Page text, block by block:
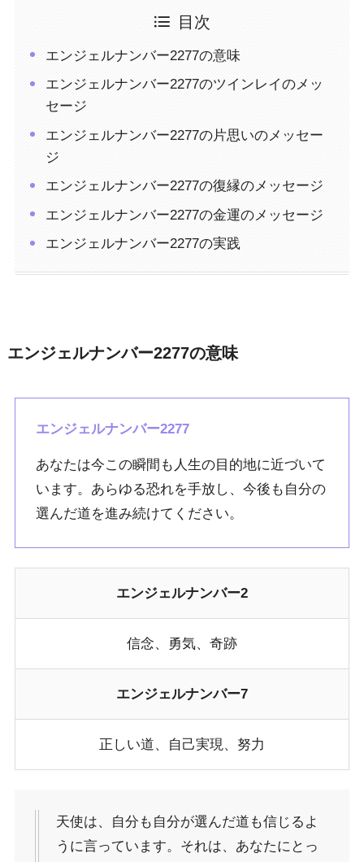
目次
エンジェルナンバー2277の意味
エンジェルナンバー2277のツインレイのメッ
セージ
エンジェルナンバー2277の片思いのメッセー
ジ
エンジェルナンバー2277の復縁のメッセージ
エンジェルナンバー2277の金運のメッセージ
エンジェルナンバー2277の実践
エンジェルナンバー2277の意味
エンジェルナンバー2277
あなたは今この瞬間も人生の目的地に近づいて
います。あらゆる恐れを手放し、今後も自分の
選んだ道を進み続けてください。
エンジェルナンバー2
信念、勇気、奇跡
エンジェルナンバー7
正しい道、自己実現、努力
天使は、自分も自分が選んだ道も信じるよ
うに言っています。それは、あなたにとっ